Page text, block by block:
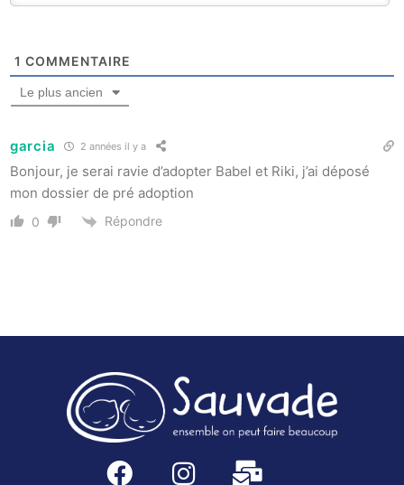
1 COMMENTAIRE
Le plus ancien
garcia 2 années il y a
Bonjour, je serai ravie d’adopter Babel et Riki, j’ai déposé
mon dossier de pré adoption
0 Répondre